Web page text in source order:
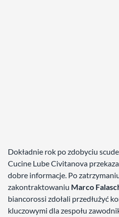
Dokładnie rok po zdobyciu
Cucine Lube Civitanova
dobre informacje. Po
zakontraktowaniu Marco
biancorossi zdołali przedłużyć
kluczowymi dla zespołu